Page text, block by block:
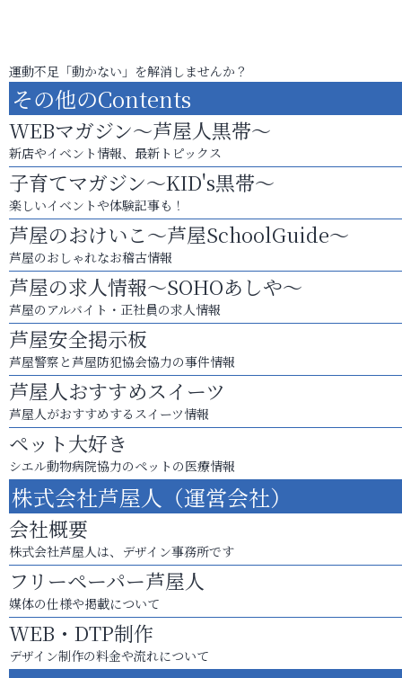
運動不足「動かない」を解消しませんか？
その他のContents
WEBマガジン～芦屋人黒帯～
新店やイベント情報、最新トピックス
子育てマガジン～KID's黒帯～
楽しいイベントや体験記事も！
芦屋のおけいこ～芦屋SchoolGuide～
芦屋のおしゃれなお稽古情報
芦屋の求人情報～SOHOあしや～
芦屋のアルバイト・正社員の求人情報
芦屋安全掲示板
芦屋警察と芦屋防犯協会協力の事件情報
芦屋人おすすめスイーツ
芦屋人がおすすめするスイーツ情報
ペット大好き
シエル動物病院協力のペットの医療情報
株式会社芦屋人（運営会社）
会社概要
株式会社芦屋人は、デザイン事務所です
フリーペーパー芦屋人
媒体の仕様や掲載について
WEB・DTP制作
デザイン制作の料金や流れについて